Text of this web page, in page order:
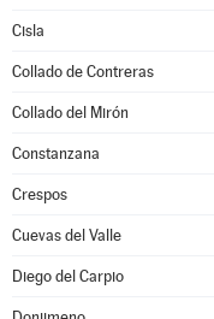
Cisla
Collado de Contreras
Collado del Mirón
Constanzana
Crespos
Cuevas del Valle
Diego del Carpio